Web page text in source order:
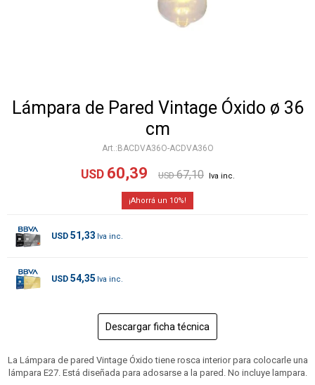
Lámpara de Pared Vintage Óxido ø 36
cm
BACDVA36O-ACDVA36O
USD 60,39 USD 67,10
10
USD 51,33
USD 54,35
Descargar ficha técnica
La Lámpara de pared Vintage Óxido tiene rosca interior para colocarle una
lámpara E27. Está diseñada para adosarse a la pared. No incluye lampara.